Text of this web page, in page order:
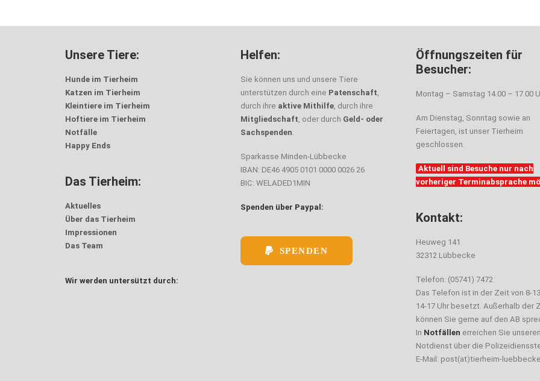
Unsere Tiere:
Hunde im Tierheim
Katzen im Tierheim
Kleintiere im Tierheim
Hoftiere im Tierheim
Notfälle
Happy Ends
Das Tierheim:
Aktuelles
Über das Tierheim
Impressionen
Das Team
Wir werden untersützt durch:
Helfen:
Sie können uns und unsere Tiere
unterstützen durch eine Patenschaft,
durch ihre aktive Mithilfe, durch ihre
Mitgliedschaft, oder durch Geld- oder
Sachspenden.
Sparkasse Minden-Lübbecke
IBAN: DE46 4905 0101 0000 0026 26
BIC: WELADED1MIN
Spenden über Paypal:
SPENDEN
Öffnungszeiten für
Besucher:
Montag – Samstag 14.00 – 17.00
Am Dienstag, Sonntag sowie an
Feiertagen, ist unser Tierheim
geschlossen.
Aktuell sind Besuche nur nach
vorheriger Terminabsprache
Kontakt:
Heuweg 141
32312 Lübbecke
Telefon: (05741) 7472
Das Telefon ist in der Zeit von 8-
14-17 Uhr besetzt. Außerhalb der
können Sie gerne auf den AB
In Notfällen erreichen Sie unseren
Notdienst über die
E-Mail: post(at)tierheim-